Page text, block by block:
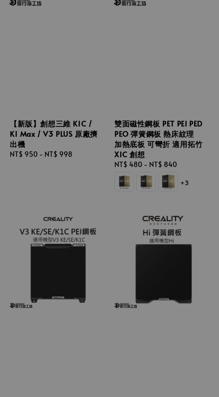
【新版】創想三維 K1C /
K1 Max / V3 PLUS 原廠擠
出機
Regular
NT$ 950 - NT$ 998
雙面磁性鋼板 PET PEI PED
PEO 彈簧鋼板 熱床紋理
加熱底板 可彎折 適用拓竹
X1C 創想
Regular
price
NT$ 480 - NT$ 840
+3